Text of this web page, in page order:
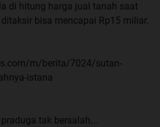
di hitung harga jual tanah saat
bisa mencapai Rp15 miliar.
m/berita/7024/sutan-
istana
tak bersalah...